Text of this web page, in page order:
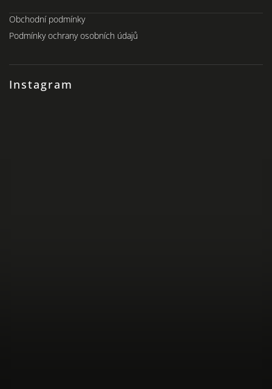
Instagram
Obchodní podmínky
Podmínky ochrany osobních údajů